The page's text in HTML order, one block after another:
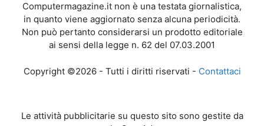
Computermagazine.it non è una testata giornalistica,
in quanto viene aggiornato senza alcuna periodicità.
Non può pertanto considerarsi un prodotto editoriale
ai sensi della legge n. 62 del 07.03.2001
Copyright ©2026 - Tutti i diritti riservati - Contattaci
Le attività pubblicitarie su questo sito sono gestite da